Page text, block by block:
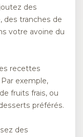
des
des tranches de
votre avoine du
recettes
exemple,
fruits frais, ou
préférés.
des